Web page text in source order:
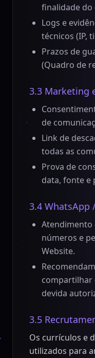
finalidade do
Logs e
técnicos (IP,
Prazos de
(Quadro de
3.3 Marketing
de
Link de
todas as
Prova de
data, fonte e
3.4 WhatsApp
Atendimento
números e
Website.
compartilhar
devida
3.5
Os currículos e
utilizados para